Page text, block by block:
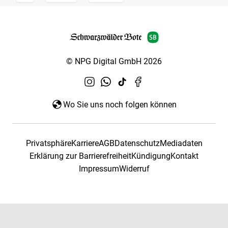
© NPG Digital GmbH 2026
Wo Sie uns noch folgen können
PrivatsphäreKarriereAGBDatenschutzMediadaten
Erklärung zur BarrierefreiheitKündigungKontakt
ImpressumWiderruf